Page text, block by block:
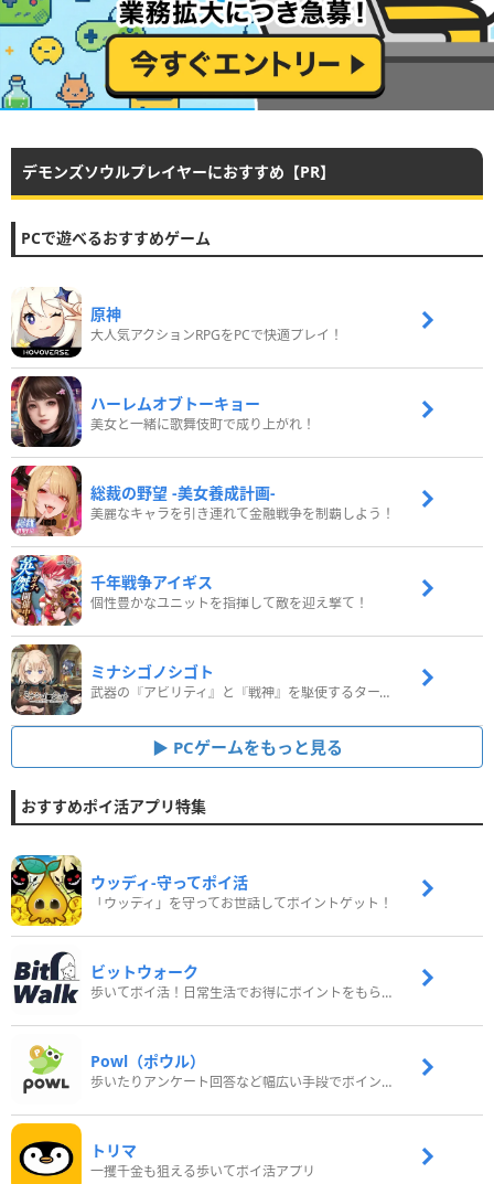
デモンズソウルプレイヤーにおすすめ【PR】
PCで遊べるおすすめゲーム
原神
大人気アクションRPGをPCで快適プレイ！
ハーレムオブトーキョー
美女と一緒に歌舞伎町で成り上がれ！
総裁の野望 -美女養成計画-
美麗なキャラを引き連れて金融戦争を制覇しよう！
千年戦争アイギス
個性豊かなユニットを指揮して敵を迎え撃て！
ミナシゴノシゴト
武器の『アビリティ』と『戦神』を駆使するターン制コマンドバトルRPG！
PCゲームをもっと見る
おすすめポイ活アプリ特集
ウッディ‐守ってポイ活
「ウッディ」を守ってお世話してポイントゲット！
ビットウォーク
歩いてポイ活！日常生活でお得にポイントをもらおう
Powl（ポウル）
歩いたりアンケート回答など幅広い手段でポイントをゲット
トリマ
一攫千金も狙える歩いてポイ活アプリ